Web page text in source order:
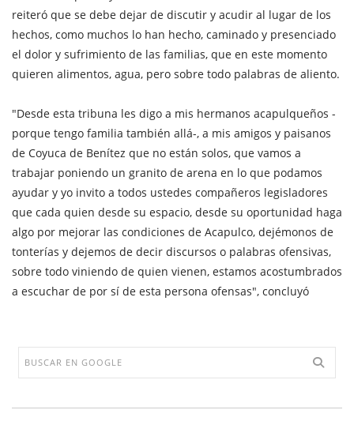
reiteró que se debe dejar de discutir y acudir al lugar de los
hechos, como muchos lo han hecho, caminado y presenciado
el dolor y sufrimiento de las familias, que en este momento
quieren alimentos, agua, pero sobre todo palabras de aliento.
"Desde esta tribuna les digo a mis hermanos acapulqueños -
porque tengo familia también allá-, a mis amigos y paisanos
de Coyuca de Benítez que no están solos, que vamos a
trabajar poniendo un granito de arena en lo que podamos
ayudar y yo invito a todos ustedes compañeros legisladores
que cada quien desde su espacio, desde su oportunidad haga
algo por mejorar las condiciones de Acapulco, dejémonos de
tonterías y dejemos de decir discursos o palabras ofensivas,
sobre todo viniendo de quien vienen, estamos acostumbrados
a escuchar de por sí de esta persona ofensas", concluyó